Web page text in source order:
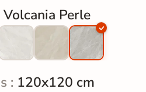
Volcania Perle
: 120x120 cm